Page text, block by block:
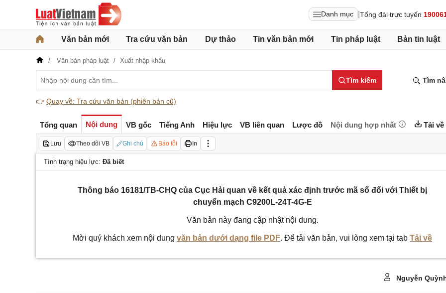
Danh mục Tổng đài trực tuyến
Văn bản mới Tra cứu văn bản Dự thảo Tin văn bản mới Tin pháp luật Bản tin luật
Văn bản pháp luật Xuất nhập khẩu
Tìm kiếm Tìm
👉 Quay về: Tra cứu văn bản (phiên bản cũ)
Tổng quan Nội dung VB gốc Tiếng Anh Hiệu lực VB liên quan Lược đồ Nội dung hợp nhất Tải về
Lưu Theo dõi VB Ghi chú Báo lỗi In
Tình trạng hiệu lực: Đã biết
Thông báo 16181/TB-CHQ của Cục Hải quan về kết quả xác định trước mã số đối với Thiết bị
chuyển mạch C9200L-24T-4G-E
Văn bản này đang cập nhật nội dung.
Mời quý khách xem nội dung văn bản dưới dạng file PDF. Để tải văn bản, vui lòng xem tại tab Tải về
Nguyễn